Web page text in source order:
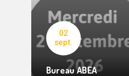
02
sept.
Bureau ABEA